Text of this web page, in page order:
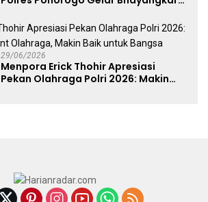
29/06/2026
Menpora Erick Thohir Apresiasi
Pekan Olahraga Polri 2026: Makin